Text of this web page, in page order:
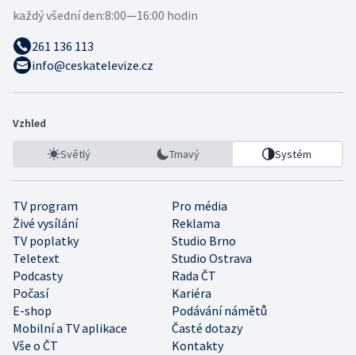
každý všední den:8:00—16:00 hodin
261 136 113
info@ceskatelevize.cz
Vzhled
Světlý Tmavý Systém
TV program
Pro média
Živé vysílání
Reklama
TV poplatky
Studio Brno
Teletext
Studio Ostrava
Podcasty
Rada ČT
Počasí
Kariéra
E-shop
Podávání námětů
Mobilní a TV aplikace
Časté dotazy
Vše o ČT
Kontakty